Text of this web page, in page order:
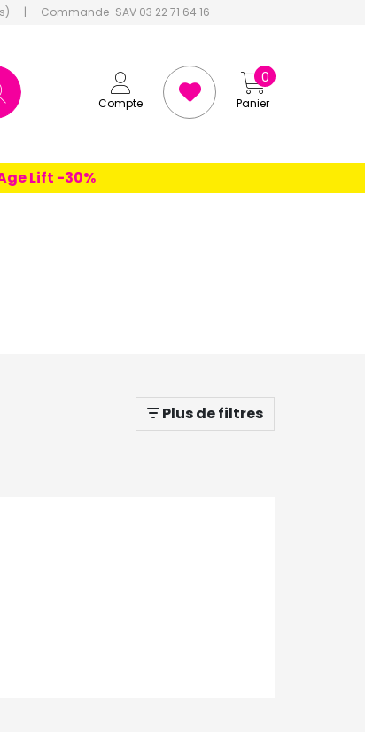
| Commande-SAV 03 22 71 64 16
Compte Panier
0
Lift -30%
Plus de filtres